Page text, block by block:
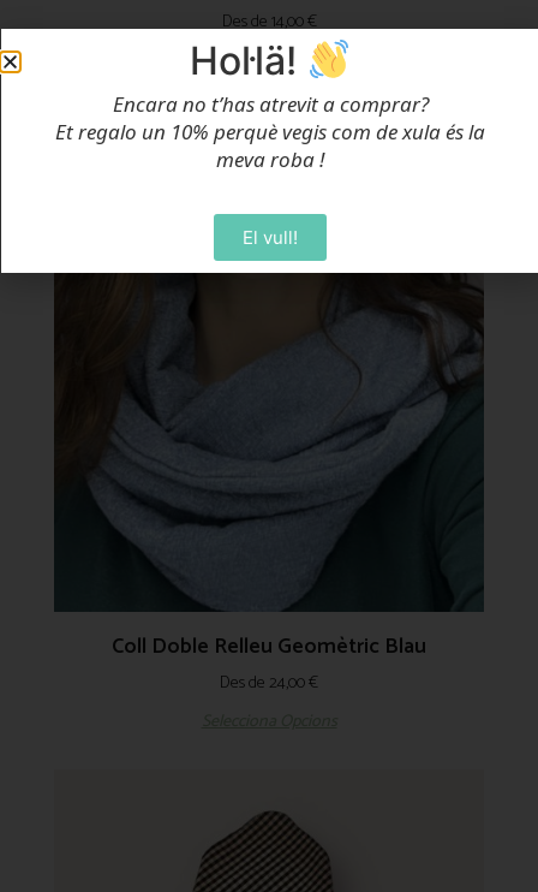
Des de14,00€
Selecciona Opcions
Coll Doble Relleu Geomètric Blau
Des de 24,00€
Hol·lä!
Encara no t’has atrevit a comprar?
Et regalo un 10% perquè vegis com de xula és la
meva roba!
El vull!